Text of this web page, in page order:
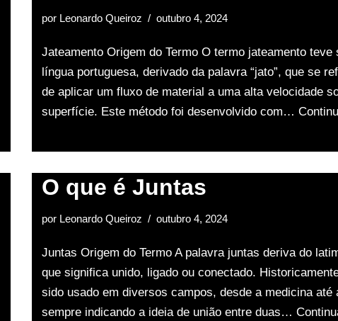
por Leonardo Queiroz outubro 4, 2024
Jateamento Origem do Termo O termo jateamento teve
língua portuguesa, derivado da palavra “jato”, que se
de aplicar um fluxo de material a uma alta velocidade
superfície. Este método foi desenvolvido com…
O que é Juntas
por Leonardo Queiroz outubro 4, 2024
Juntas Origem do Termo A palavra juntas deriva do
que significa unido, ligado ou conectado.
sido usado em diversos campos, desde a medicina até
sempre indicando a ideia de união entre duas…